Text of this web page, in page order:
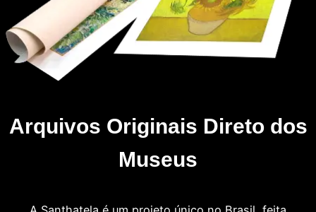
Arquivos Originais Direto dos
Museus